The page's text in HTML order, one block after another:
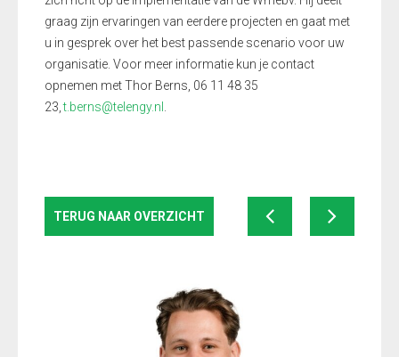
graag zijn ervaringen van eerdere projecten en gaat met
u in gesprek over het best passende scenario voor uw
organisatie. Voor meer informatie kun je contact
opnemen met Thor Berns, 06 11 48 35
23,t.berns@telengy.nl
TERUG NAAR OVERZICHT